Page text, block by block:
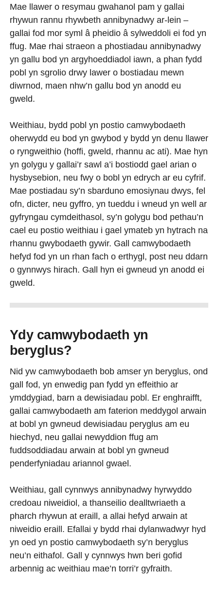
Mae llawer o resymau gwahanol pam y gallai
rhywun rannu rhywbeth annibynadwy ar-lein –
gallai fod mor syml â pheidio â sylweddoli ei fod yn
ffug. Mae rhai straeon a phostiadau annibynadwy
yn gallu bod yn argyhoeddiadol iawn, a phan fydd
pobl yn sgrolio drwy lawer o bostiadau mewn
diwrnod, maen nhw’n gallu bod yn anodd eu
gweld.
Weithiau, bydd pobl yn postio camwybodaeth
oherwydd eu bod yn gwybod y bydd yn denu llawer
o ryngweithio (hoffi, gweld, rhannu ac ati). Mae hyn
yn golygu y gallai’r sawl a’i bostiodd gael arian o
hysbysebion, neu fwy o bobl yn edrych ar eu cyfrif.
Mae postiadau sy’n sbarduno emosiynau dwys, fel
ofn, dicter, neu gyffro, yn tueddu i wneud yn well ar
gyfryngau cymdeithasol, sy’n golygu bod pethau’n
cael eu postio weithiau i gael ymateb yn hytrach na
rhannu gwybodaeth gywir. Gall camwybodaeth
hefyd fod yn un rhan fach o erthygl, post neu ddarn
o gynnwys hirach. Gall hyn ei gwneud yn anodd ei
gweld.
Ydy camwybodaeth yn
beryglus?
Nid yw camwybodaeth bob amser yn beryglus, ond
gall fod, yn enwedig pan fydd yn effeithio ar
ymddygiad, barn a dewisiadau pobl. Er enghraifft,
gallai camwybodaeth am faterion meddygol arwain
at bobl yn gwneud dewisiadau peryglus am eu
hiechyd, neu gallai newyddion ffug am
fuddsoddiadau arwain at bobl yn gwneud
penderfyniadau ariannol gwael.
Weithiau, gall cynnwys annibynadwy hyrwyddo
credoau niweidiol, a thanseilio dealltwriaeth a
pharch rhywun at eraill, a allai hefyd arwain at
niweidio eraill. Efallai y bydd rhai dylanwadwyr hyd
yn oed yn postio camwybodaeth sy’n beryglus
neu’n eithafol. Gall y cynnwys hwn beri gofid
arbennig ac weithiau mae’n torri’r gyfraith.